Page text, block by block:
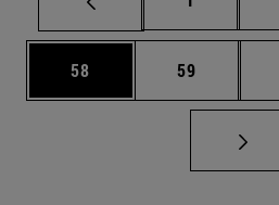
Página
58 Página
59